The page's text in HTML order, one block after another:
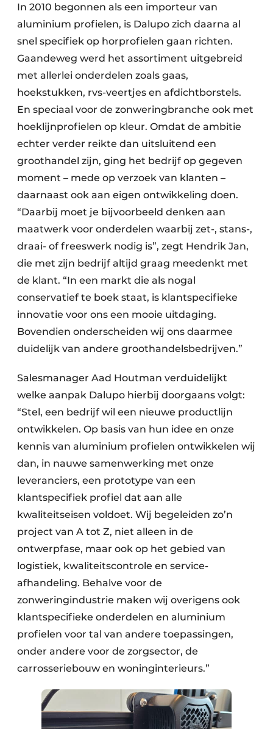
In 2010 begonnen als een importeur van
aluminium profielen, is Dalupo zich daarna al
snel specifiek op horprofielen gaan richten.
Gaandeweg werd het assortiment uitgebreid
met allerlei onderdelen zoals gaas,
hoekstukken, rvs-veertjes en afdichtborstels.
En speciaal voor de zonweringbranche ook met
hoeklijnprofielen op kleur. Omdat de ambitie
echter verder reikte dan uitsluitend een
groothandel zijn, ging het bedrijf op gegeven
moment – mede op verzoek van klanten –
daarnaast ook aan eigen ontwikkeling doen.
“Daarbij moet je bijvoorbeeld denken aan
maatwerk voor onderdelen waarbij zet-, stans-,
draai- of freeswerk nodig is”, zegt Hendrik Jan,
die met zijn bedrijf altijd graag meedenkt met
de klant. “In een markt die als nogal
conservatief te boek staat, is klantspecifieke
innovatie voor ons een mooie uitdaging.
Bovendien onderscheiden wij ons daarmee
duidelijk van andere groothandelsbedrijven.”
Salesmanager Aad Houtman verduidelijkt
welke aanpak Dalupo hierbij doorgaans volgt:
“Stel, een bedrijf wil een nieuwe productlijn
ontwikkelen. Op basis van hun idee en onze
kennis van aluminium profielen ontwikkelen wij
dan, in nauwe samenwerking met onze
leveranciers, een prototype van een
klantspecifiek profiel dat aan alle
kwaliteitseisen voldoet. Wij begeleiden zo’n
project van A tot Z, niet alleen in de
ontwerpfase, maar ook op het gebied van
logistiek, kwaliteitscontrole en service-
afhandeling. Behalve voor de
zonweringindustrie maken wij overigens ook
klantspecifieke onderdelen en aluminium
profielen voor tal van andere toepassingen,
onder andere voor de zorgsector, de
carrosseriebouw en woninginterieurs.”